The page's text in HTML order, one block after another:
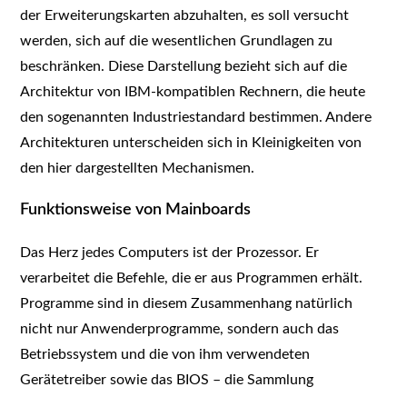
der Erweiterungskarten abzuhalten, es soll versucht
werden, sich auf die wesentlichen Grundlagen zu
beschränken. Diese Darstellung bezieht sich auf die
Architektur von IBM-kompatiblen Rechnern, die heute
den sogenannten Industriestandard bestimmen. Andere
Architekturen unterscheiden sich in Kleinigkeiten von
den hier dargestellten Mechanismen.
Funktionsweise von Mainboards
Das Herz jedes Computers ist der Prozessor. Er
verarbeitet die Befehle, die er aus Programmen erhält.
Programme sind in diesem Zusammenhang natürlich
nicht nur Anwenderprogramme, sondern auch das
Betriebssystem und die von ihm verwendeten
Gerätetreiber sowie das BIOS – die Sammlung